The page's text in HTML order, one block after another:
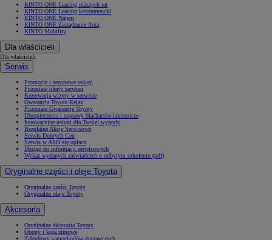
KINTO ONE Leasing niższych rat
KINTO ONE Leasing konsumencki
KINTO ONE Najem
KINTO ONE Zarządzanie flotą
KINTO Mobility
Dla właścicieli
Dla właścicieli
Serwis
Promocje i sezonowe usługi
Pozostałe oferty serwisu
Rezerwacja wizyty w serwisie
Gwarancja Toyota Relax
Pozostałe Gwarancje Toyoty
Ubezpieczenia i naprawy blacharsko-lakiernicze
Innowacyjne usługi dla Twojej wygody
Bezpłatne Akcje Serwisowe
Serwis Dobrych Cen
Serwis w ASO się opłaca
Dostęp do informacji serwisowych
Wykaz wydanych zaświadczeń o odbytym szkoleniu (pdf)
Oryginalne części i oleje Toyota
Oryginalne części Toyoty
Oryginalne oleje Toyoty
Akcesoria
Oryginalne akcesoria Toyoty
Opony i koła zimowe
Zabudowy samochodów dostawczych